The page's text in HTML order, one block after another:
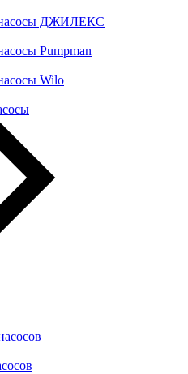
ДЖИЛЕКС
Pumpman
Wilo